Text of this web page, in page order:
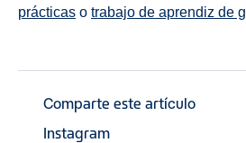
prácticas o trabajo de aprendiz de
Comparte este artículo
Instagram